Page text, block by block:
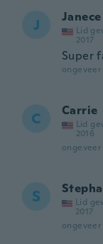
J Janece
Lid
2017
Super
C Carrie
Lid
2016
S
Lid
2017